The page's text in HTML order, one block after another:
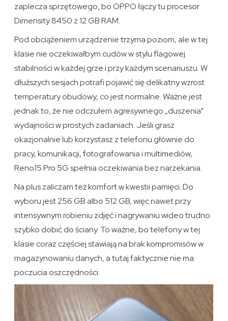
zaplecza sprzętowego, bo OPPO łączy tu procesor
Dimensity 8450 z 12 GB RAM.
Pod obciążeniem urządzenie trzyma poziom, ale w tej
klasie nie oczekiwałbym cudów w stylu flagowej
stabilności w każdej grze i przy każdym scenariuszu. W
dłuższych sesjach potrafi pojawić się delikatny wzrost
temperatury obudowy, co jest normalne. Ważne jest
jednak to, że nie odczułem agresywnego „duszenia”
wydajności w prostych zadaniach. Jeśli grasz
okazjonalnie lub korzystasz z telefonu głównie do
pracy, komunikacji, fotografowania i multimediów,
Reno15 Pro 5G spełnia oczekiwania bez narzekania.
Na plus zaliczam też komfort w kwestii pamięci. Do
wyboru jest 256 GB albo 512 GB, więc nawet przy
intensywnym robieniu zdjęć i nagrywaniu wideo trudno
szybko dobić do ściany. To ważne, bo telefony w tej
klasie coraz częściej stawiają na brak kompromisów w
magazynowaniu danych, a tutaj faktycznie nie ma
poczucia oszczędności.